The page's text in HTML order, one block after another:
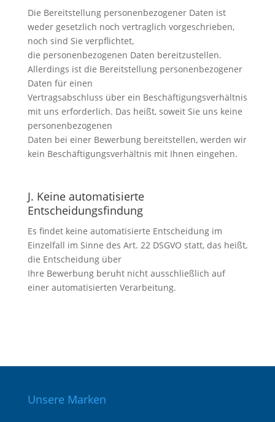
Die Bereitstellung personenbezogener Daten ist
weder gesetzlich noch vertraglich vorgeschrieben,
noch sind Sie verpflichtet,
die personenbezogenen Daten bereitzustellen.
Allerdings ist die Bereitstellung personenbezogener
Daten für einen
Vertragsabschluss über ein Beschäftigungsverhältnis
mit uns erforderlich. Das heißt, soweit Sie uns keine
personenbezogenen
Daten bei einer Bewerbung bereitstellen, werden wir
kein Beschäftigungsverhältnis mit Ihnen eingehen.
J. Keine automatisierte
Entscheidungsfindung
Es findet keine automatisierte Entscheidung im
Einzelfall im Sinne des Art. 22 DSGVO statt, das heißt,
die Entscheidung über
Ihre Bewerbung beruht nicht ausschließlich auf
einer automatisierten Verarbeitung.
Unsere Marken